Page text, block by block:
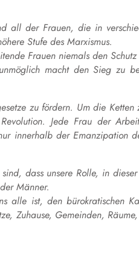
all der Frauen, die in
Stufe des Marxismus.
Frauen niemals den
macht den Sieg zu
zu fördern. Um die Ketten
Jede Frau der
innerhalb der Emanzipation
dass unsere Rolle, in
Männer.
alle ist, den bürokratischen
Zuhause, Gemeinden,